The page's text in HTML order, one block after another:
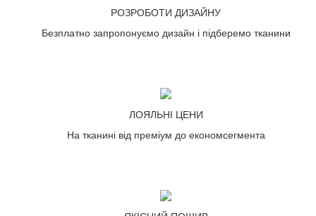
РОЗРОБОТИ ДИЗАЙНУ
Безплатно запропонуємо дизайн і підберемо тканини
ЛОЯЛЬНІ ЦЕНИ
На тканині від преміум до економсегмента